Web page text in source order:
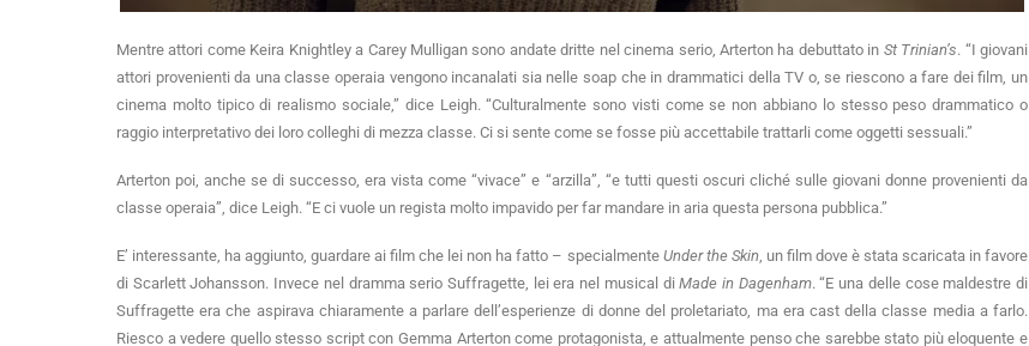
Mentre attori come Keira Knightley a Carey Mulligan sono andate dritte nel cinema serio, Arterton ha debuttato in St Trinian’s. “I giovani
attori provenienti da una classe operaia vengono incanalati sia nelle soap che in drammatici della TV o, se riescono a fare dei film, un
cinema molto tipico di realismo sociale,” dice Leigh. “Culturalmente sono visti come se non abbiano lo stesso peso drammatico o
raggio interpretativo dei loro colleghi di mezza classe. Ci si sente come se fosse più accettabile trattarli come oggetti sessuali.”
Arterton poi, anche se di successo, era vista come “vivace” e “arzilla”, “e tutti questi oscuri cliché sulle giovani donne provenienti da
classe operaia”, dice Leigh. “E ci vuole un regista molto impavido per far mandare in aria questa persona pubblica.”
E’ interessante, ha aggiunto, guardare ai film che lei non ha fatto – specialmente Under the Skin, un film dove è stata scaricata in favore
di Scarlett Johansson. Invece nel dramma serio Suffragette, lei era nel musical diMade in Dagenham. “E una delle cose maldestre di
Suffragette era che aspirava chiaramente a parlare dell’esperienze di donne del proletariato, ma era cast della classe media a farlo.
Riesco a vedere quello stesso script con Gemma Arterton come protagonista, e attualmente penso che sarebbe stato più eloquente e